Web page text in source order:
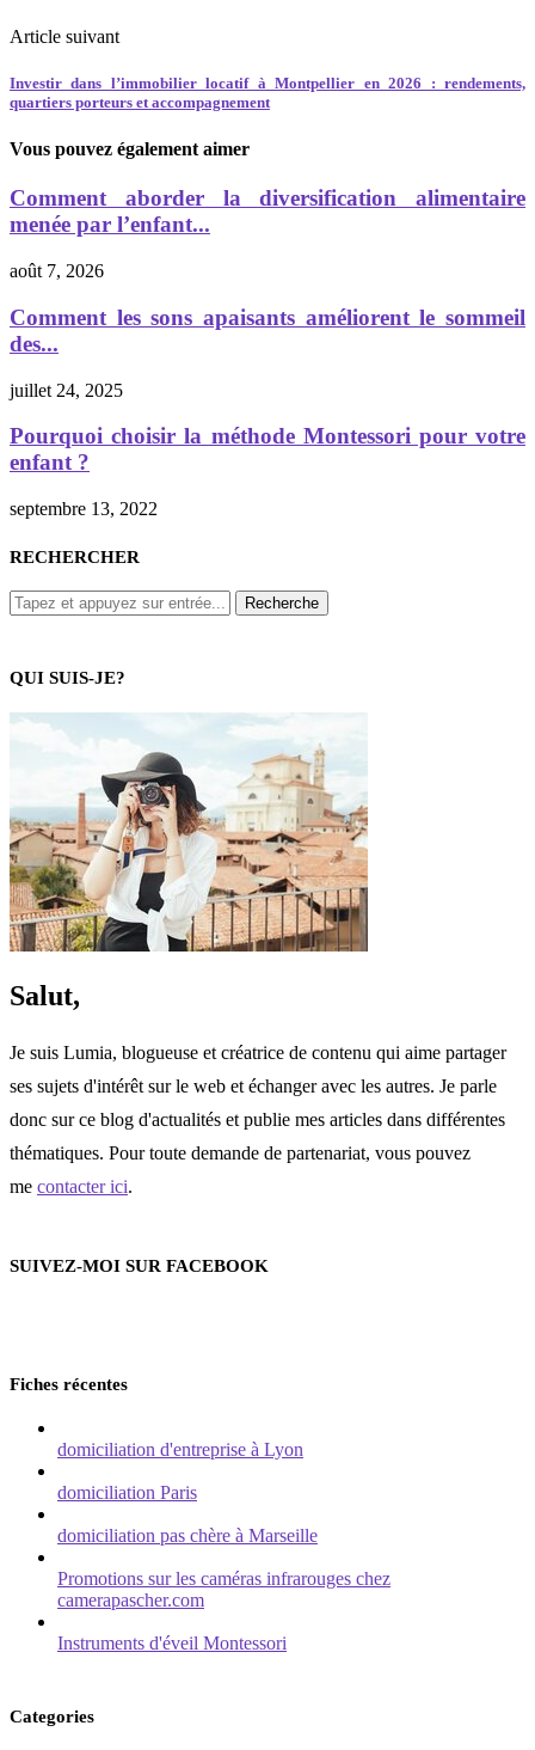
Article suivant
Investir dans l’immobilier locatif à Montpellier en 2026 : rendements,
quartiers porteurs et accompagnement
Vous pouvez également aimer
Comment aborder la diversification alimentaire
menée par l’enfant...
août 7, 2026
Comment les sons apaisants améliorent le sommeil
des...
juillet 24, 2025
Pourquoi choisir la méthode Montessori pour votre
enfant ?
septembre 13, 2022
RECHERCHER
QUI SUIS-JE?
Salut,
Je suis Lumia, blogueuse et créatrice de contenu qui aime partager
ses sujets d'intérêt sur le web et échanger avec les autres. Je parle
donc sur ce blog d'actualités et publie mes articles dans différentes
thématiques. Pour toute demande de partenariat, vous pouvez
me contacter ici.
SUIVEZ-MOI SUR FACEBOOK
Fiches récentes
domiciliation d'entreprise à Lyon
domiciliation Paris
domiciliation pas chère à Marseille
Promotions sur les caméras infrarouges chez
camerapascher.com
Instruments d'éveil Montessori
Categories